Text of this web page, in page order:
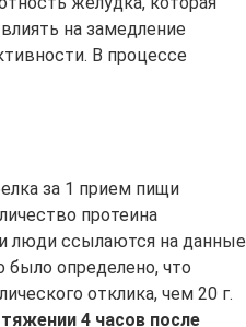
на замедление
В процессе
за 1 прием пищи
протеина
люди ссылаются на данные
было определено, что
отклика, чем 20 г.
4 часов после